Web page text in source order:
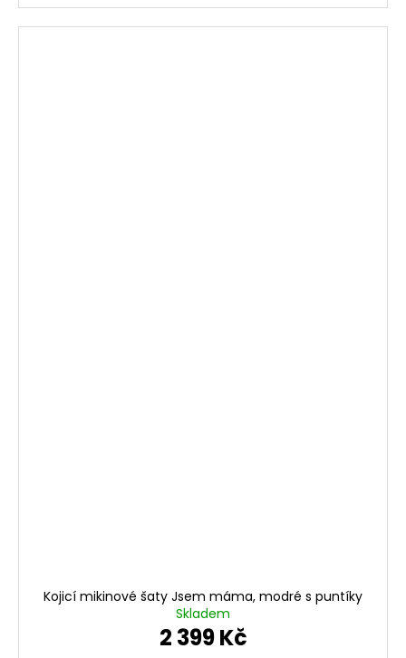
Kojicí mikinové šaty Jsem máma, modré s puntíky
Skladem
2 399 Kč